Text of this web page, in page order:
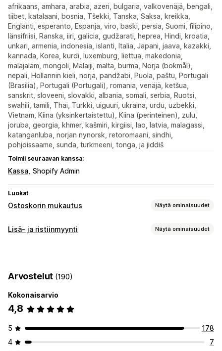
afrikaans, amhara, arabia, azeri, bulgaria, valkovenäjä, bengali,
tiibet, katalaani, bosnia, Tšekki, Tanska, Saksa, kreikka,
Englanti, esperanto, Espanja, viro, baski, persia, Suomi, filipino,
länsifriisi, Ranska, iiri, galicia, gudžarati, heprea, Hindi, kroatia,
unkari, armenia, indonesia, islanti, Italia, Japani, jaava, kazakki,
kannada, Korea, kurdi, luxemburg, liettua, makedonia,
malajalam, mongoli, Malaiji, malta, burma, Norja (bokmål),
nepali, Hollannin kieli, norja, pandžabi, Puola, paštu, Portugali
(Brasilia), Portugali (Portugali), romania, venäjä, ketšua,
sanskrit, sloveeni, slovakki, albania, somali, serbia, Ruotsi,
swahili, tamili, Thai, Turkki, uiguuri, ukraina, urdu, uzbekki,
Vietnam, Kiina (yksinkertaistettu), Kiina (perinteinen), zulu,
joruba, georgia, khmer, kašmiri, kirgiisi, lao, latvia, malagassi,
katanganluba, norjan nynorsk, retoromaani, sindhi,
pohjoissaame, sunda, turkmeeni, tonga, ja jiddiš
Toimii seuraavan kanssa:
Kassa Shopify Admin
Luokat
Ostoskorin mukautus Näytä ominaisuudet
Ostoskorin näkymä
Mobiiliresponsiivisuus
Paikallaan pysyvä ostoskori
Ajastimet
Lisämyynti
Lisä- ja ristiinmyynti Näytä ominaisuudet
Tuotesivulisämyynti
Yhden klikkauksen lisäosat (add-ons)
Paikallaan pysyvä ostoskori
Ponnahdusilmoitukset
Mukautettu HTML-koodi Vedä ja pudota -editori
Monta valuuttaa Monikielisyys Mukautetut säännöt
Arvostelut (190)
Kokonaisarvio
4,8
5
178
4
7